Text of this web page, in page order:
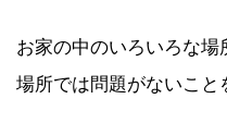
お家の中のいろいろな
場所では問題がないこと